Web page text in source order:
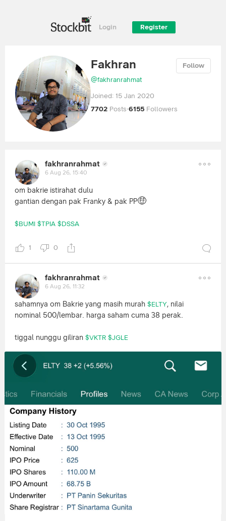
Login Register
Fakhran
@fakhranrahmat
Follow
Joined: 15 Jan 2020
7702 Posts·6155 Followers
fakhranrahmat
6 Aug 26, 15:40
om bakrie istirahat dulu
gantian dengan pak Franky & pak PP🤑
$BUMI $TPIA $DSSA
1 0
fakhranrahmat
6 Aug 26, 11:32
sahamnya om Bakrie yang masih murah $ELTY, nilai
nominal 500/lembar. harga saham cuma 38 perak.
tiggal nunggu giliran $VKTR $JGLE